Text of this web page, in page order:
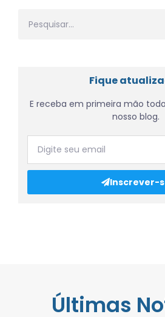
Fique
E receba em primeira mão
nosso blog.
Inscrever-
Últimas